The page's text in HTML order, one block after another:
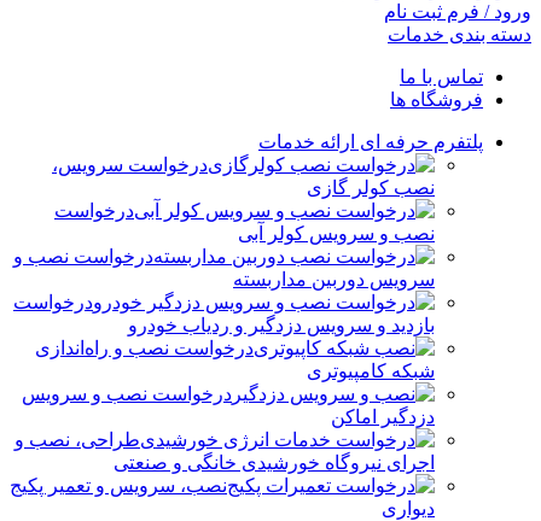
ورود / فرم ثبت نام
دسته بندی خدمات
تماس با ما
فروشگاه ها
پلتفرم حرفه ای ارائه خدمات
درخواست سرویس،
نصب کولر گازی
درخواست
نصب و سرویس کولر آبی
درخواست نصب و
سرویس دوربین مداربسته
درخواست
بازدید و سرویس دزدگیر و ردیاب خودرو
درخواست نصب و راه‌اندازی
شبکه کامپیوتری
درخواست نصب و سرویس
دزدگیر اماکن
طراحی، نصب و
اجرای نیروگاه خورشیدی خانگی و صنعتی
نصب، سرویس و تعمیر پکیج
دیواری